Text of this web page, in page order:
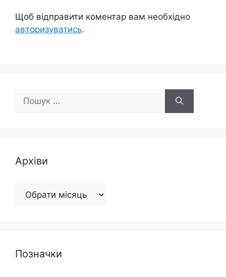
Щоб відправити коментар вам необхідно
авторизуватись.
Архіви
Архіви
Позначки